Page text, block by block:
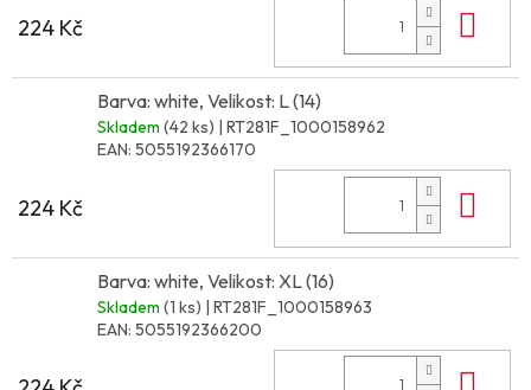
224 Kč
Barva: white, Velikost: L (14)
Skladem (42 ks) | RT281F_1000158962
EAN: 5055192366170
224 Kč
Barva: white, Velikost: XL (16)
Skladem (1 ks) | RT281F_1000158963
EAN: 5055192366200